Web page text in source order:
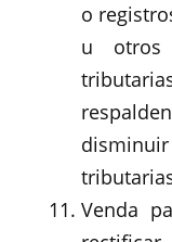
o
u otros
Venda